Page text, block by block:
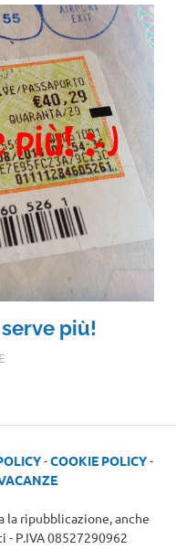
più!
-COOKIE POLICY-
ripubblicazione, anche
P.IVA 08527290962